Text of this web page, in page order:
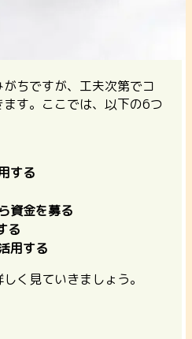
ちですが、工夫次第でコ
す。ここでは、以下の6つ
する
資金を募る
る
用する
く見ていきましょう。